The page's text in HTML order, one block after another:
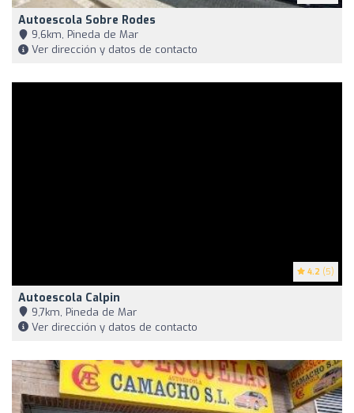
Autoescola Sobre Rodes
9,6km, Pineda de Mar
Ver dirección y datos de contacto
4.2 (5)
Autoescola Calpin
9,7km, Pineda de Mar
Ver dirección y datos de contacto